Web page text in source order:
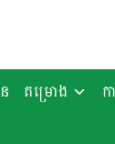
គម្រោង ក